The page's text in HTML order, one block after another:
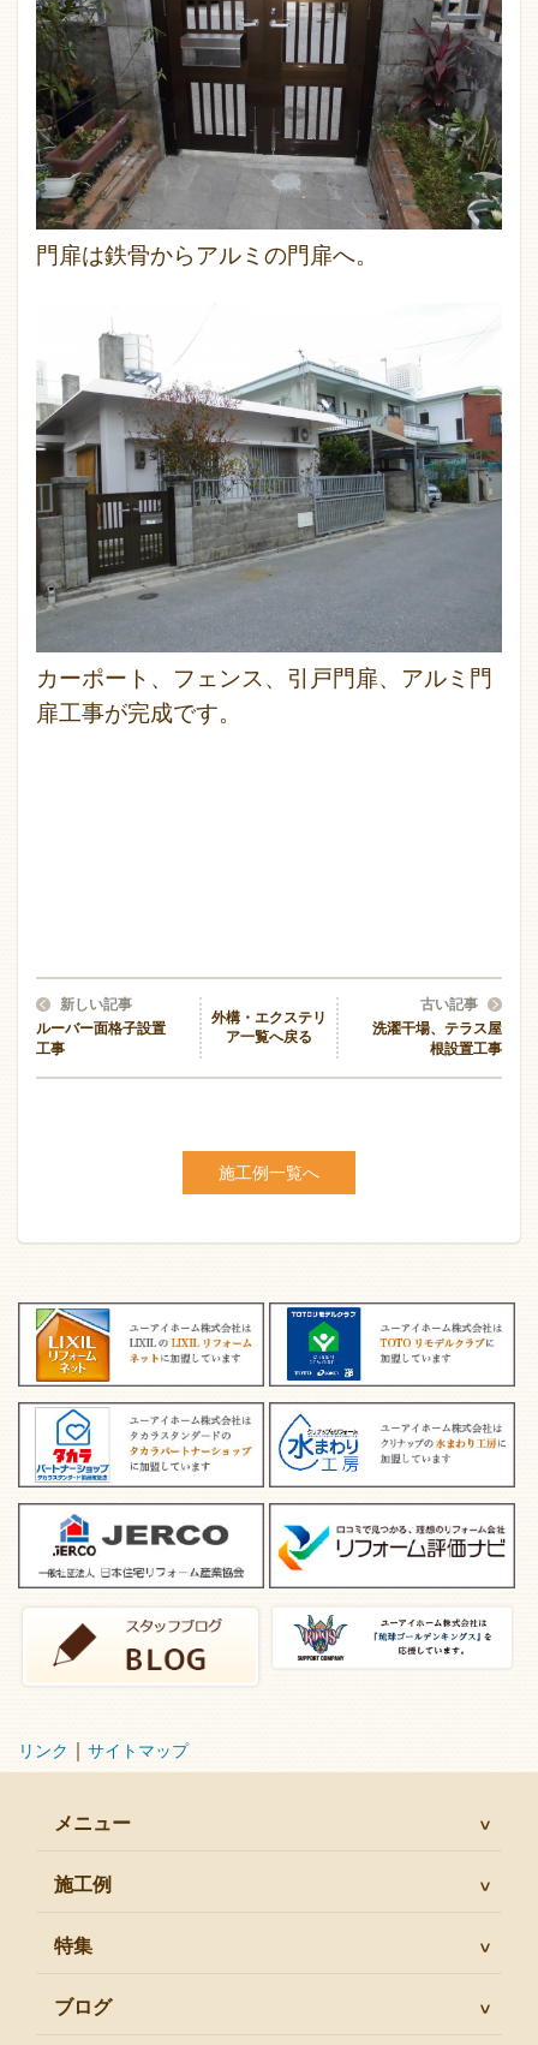
門扉は鉄骨からアルミの門扉へ。
カーポート、フェンス、引戸門扉、アルミ門
扉工事が完成です。
新しい記事
ルーバー面格子設置
工事
外構・エクステリ
ア一覧へ戻る
古い記事
洗濯干場、テラス屋
根設置工事
施工例一覧へ
リンク サイトマップ
メニュー
施工例
特集
ブログ